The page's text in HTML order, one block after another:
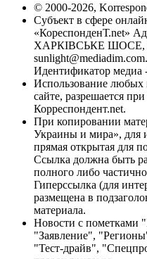
© 2000-2026,
Субъект в сфере
«КореспонденТ.net»
ХАРКІВСЬКЕ ШОСЕ,
Идентификатор медиа
Использование любых
сайте, разрешается
Корреспондент.net.
При копировании
Украины и мира», для
прямая открытая для
Ссылка должна быть
полного либо
Гиперссылка (для
размещена в
материала.
Новости с пометками
"Заявление",
"Тест-драйв",